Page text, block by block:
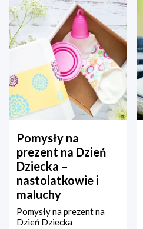
Pomysły na
prezent na Dzień
Dziecka –
nastolatkowie i
maluchy
Pomysły na prezent na
Dzień Dziecka